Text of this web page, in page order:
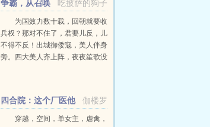
吃披萨的狗子
争霸，从召唤
四大美人开始
为国效力数十载，回朝就要收
兵权？那对不住了，君要儿反，儿
不得不反！出城御倭寇，美人伴身
旁。四大美人齐上阵，夜夜笙歌没
伽楼罗
四合院：这个厂医他
不正经穿越，空间，单女主，虐禽，